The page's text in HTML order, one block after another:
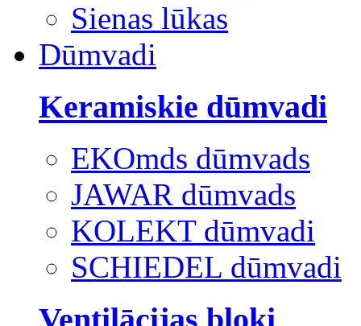
Sienas lūkas
Dūmvadi
Keramiskie dūmvadi
EKOmds dūmvads
JAWAR dūmvads
KOLEKT dūmvadi
SCHIEDEL dūmvadi